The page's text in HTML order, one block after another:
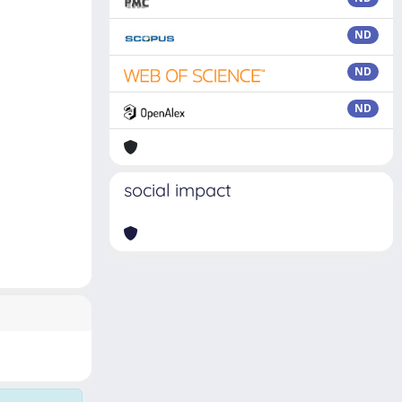
ND
ND
ND
social impact